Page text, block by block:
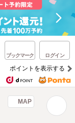
ブックマーク ログイン
ポイントを表示する
MAP